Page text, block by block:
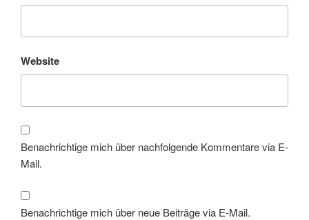
Website
Benachrichtige mich über nachfolgende Kommentare via E-
Mail.
Benachrichtige mich über neue Beiträge via E-Mail.